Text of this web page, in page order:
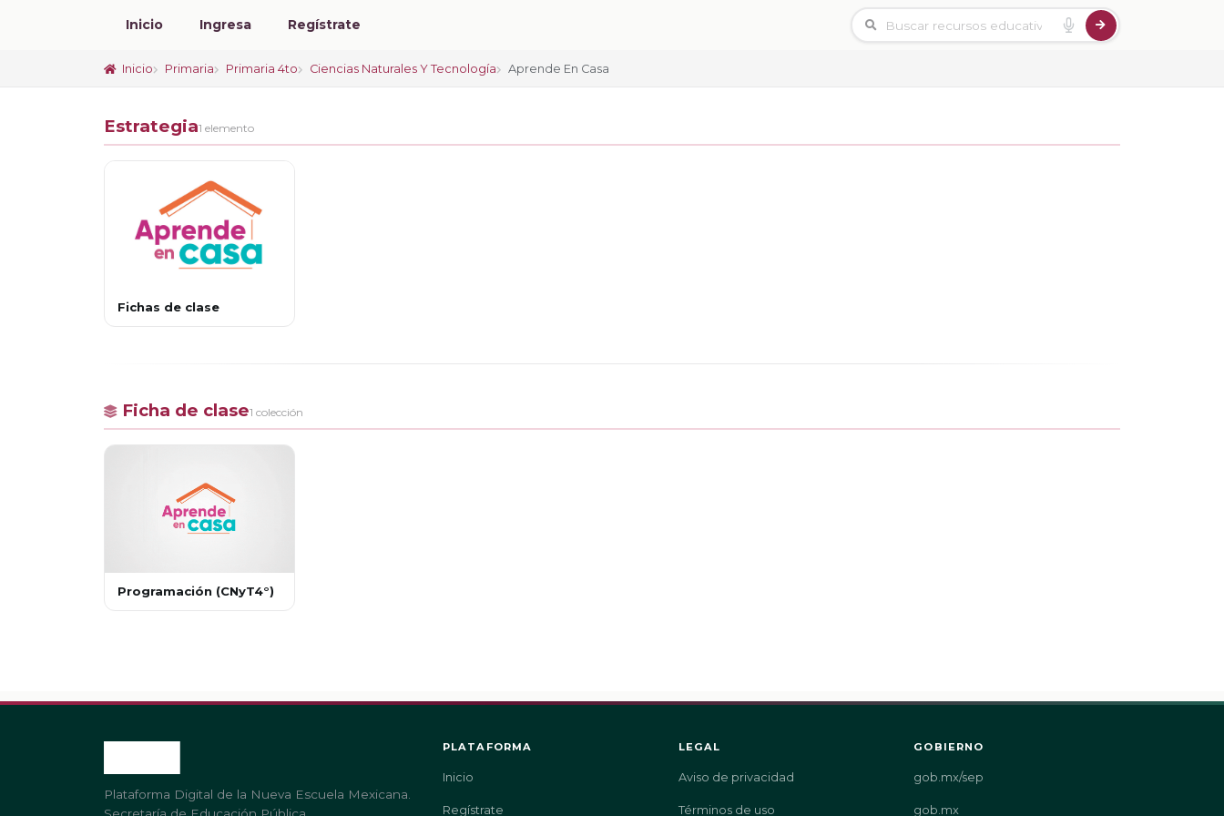
Inicio Ingresa Regístrate
Inicio Primaria Primaria 4to Ciencias Naturales Y Tecnología Aprende En Casa
Estrategia1 elemento
Fichas de clase
Ficha de clase1 colección
Programación (CNyT4°)
Plataforma Digital de la Nueva Escuela Mexicana.
PLATAFORMA
Inicio
Regístrate
LEGAL
Aviso de privacidad
Términos de uso
GOBIERNO
gob.mx/sep
gob.mx